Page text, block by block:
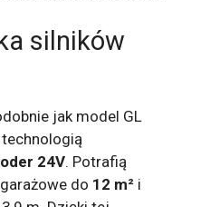
silników
jak model GL
technologią
24V. Potrafią
do 12 m² i